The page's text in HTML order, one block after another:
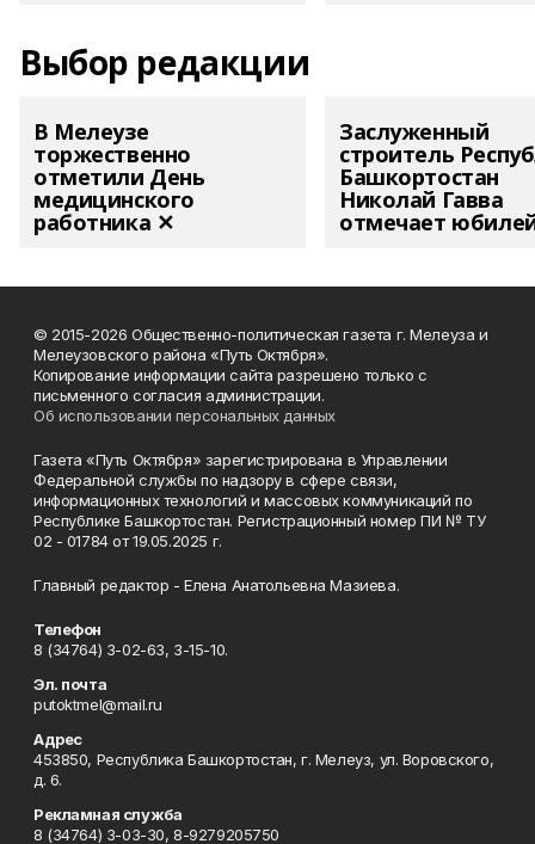
Выбор редакции
В Мелеузе
торжественно
отметили День
медицинского
работника ✕
Заслуженный
строитель
Башкортостан
Николай Гавва
отмечает
© 2015-2026 Общественно-политическая газета г. Мелеуза и
Мелеузовского района «Путь Октября».
Копирование информации сайта разрешено только с
письменного согласия администрации.
Об использовании персональных данных
Газета «Путь Октября» зарегистрирована в Управлении
Федеральной службы по надзору в сфере связи,
информационных технологий и массовых коммуникаций по
Республике Башкортостан. Регистрационный номер ПИ № ТУ
02 - 01784 от 19.05.2025 г.
Главный редактор - Елена Анатольевна Мазиева.
Телефон
8 (34764) 3-02-63, 3-15-10.
Эл. почта
putoktmel@mail.ru
Адрес
453850, Республика Башкортостан, г. Мелеуз, ул. Воровского,
д. 6.
Рекламная служба
8 (34764) 3-03-30, 8-9279205750